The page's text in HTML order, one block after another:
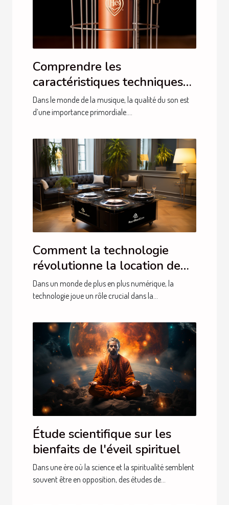
Comprendre les
caractéristiques techniques
pour choisir le meilleur
microphone pour le chant
Dans le monde de la musique, la qualité du son est
d’une importance primordiale....
Comment la technologie
révolutionne la location de
livre d'or audio à Montréal
Dans un monde de plus en plus numérique, la
technologie joue un rôle crucial dans la...
Étude scientifique sur les
bienfaits de l'éveil spirituel
Dans une ère où la science et la spiritualité semblent
souvent être en opposition, des études de...